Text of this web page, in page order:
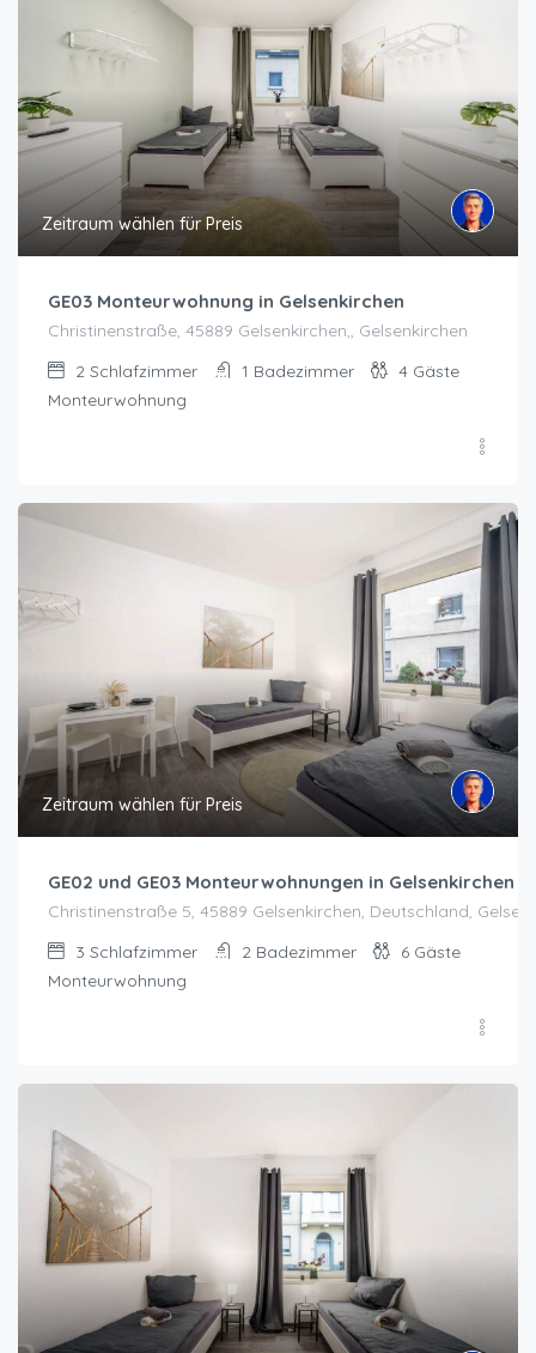
Zeitraum wählen für Preis
GE03 Monteurwohnung in Gelsenkirchen
Christinenstraße, 45889 Gelsenkirchen,, Gelsenkirchen
2 Schlafzimmer 1 Badezimmer 4 Gäste
Monteurwohnung
Zeitraum wählen für Preis
GE02 und GE03 Monteurwohnungen in Gelsenkirchen
Christinenstraße 5, 45889 Gelsenkirchen, Deutschland,
3 Schlafzimmer 2 Badezimmer 6 Gäste
Monteurwohnung